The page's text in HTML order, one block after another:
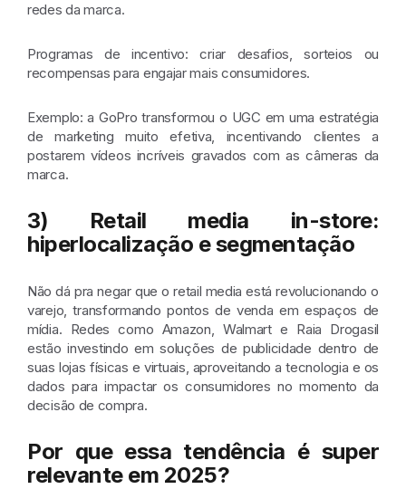
redes da marca.
Programas de incentivo: criar desafios, sorteios ou
recompensas para engajar mais consumidores.
Exemplo: a GoPro transformou o UGC em uma estratégia
de marketing muito efetiva, incentivando clientes a
postarem vídeos incríveis gravados com as câmeras da
marca.
3) Retail media in-store:
hiperlocalização e segmentação
Não dá pra negar que o retail media está revolucionando o
varejo, transformando pontos de venda em espaços de
mídia. Redes como Amazon, Walmart e Raia Drogasil
estão investindo em soluções de publicidade dentro de
suas lojas físicas e virtuais, aproveitando a tecnologia e os
dados para impactar os consumidores no momento da
decisão de compra.
Por que essa tendência é super
relevante em 2025?